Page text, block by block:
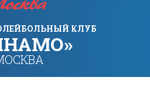
КЛУБ